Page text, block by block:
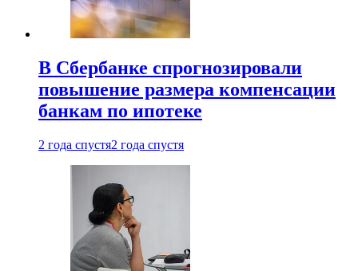
В Сбербанке спрогнозировали
повышение размера компенсации
банкам по ипотеке
2 года спустя2 года спустя